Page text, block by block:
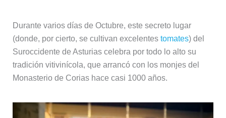
Durante varios días de Octubre, este secreto lugar
(donde, por cierto, se cultivan excelentes tomates) del
Suroccidente de Asturias celebra por todo lo alto su
tradición vitivinícola, que arrancó con los monjes del
Monasterio de Corias hace casi 1000 años.